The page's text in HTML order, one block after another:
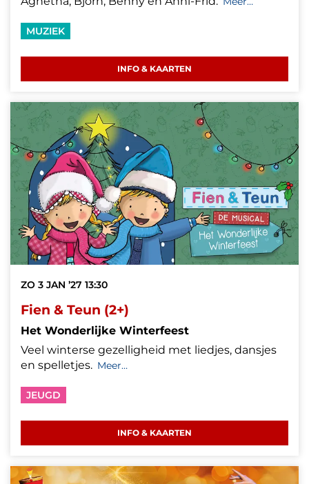
MUZIEK
INFO & KAARTEN
Fien & Teun (2+)
Het Wonderlijke Winterfeest
ZO 3 JAN ’27 13:30
Veel winterse gezelligheid met liedjes, dansjes
en spelletjes. Meer…
JEUGD
INFO & KAARTEN